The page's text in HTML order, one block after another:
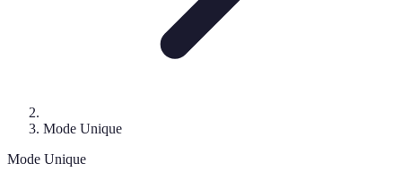
Mode Unique
Mode Unique